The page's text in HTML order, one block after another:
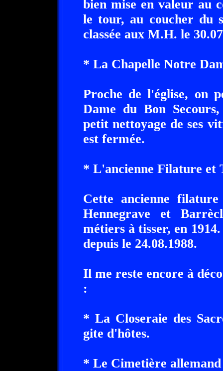
bien mise en valeur au
le tour, au coucher du
classée aux M.H. le
* La Chapelle Notre
Proche de l'église, on
Dame du Bon
petit nettoyage de ses
est fermée.
* L'ancienne Filature et
Cette ancienne
Hennegrave et
métiers à tisser, en
depuis le 24.08.1988.
Il me reste encore à
:
* La Closeraie des
gite d'hôtes.
* Le Cimetière